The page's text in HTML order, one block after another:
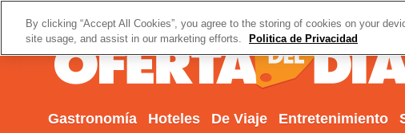
Gastronomía Hoteles De Viaje Entretenimiento
By clicking “Accept All Cookies”, you agree to the storing of cookies on your
site usage, and assist in our marketing efforts.
Politica de Privacidad